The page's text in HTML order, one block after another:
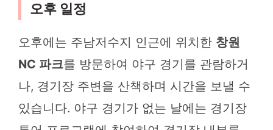
오후 일정
오후에는 주남저수지 인근에 위치한 창원
NC 파크를 방문하여 야구 경기를 관람하거
나, 경기장 주변을 산책하며 시간을 보낼 수
있습니다. 야구 경기가 없는 날에는 경기장